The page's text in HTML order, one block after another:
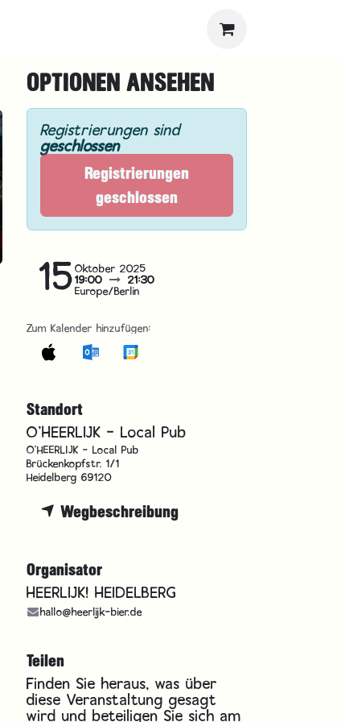
OPTIONEN ANSEHEN
Registrierungen sind
geschlossen
Registrierungen
geschlossen
15Oktober 2025
19:00 21:30
Europe/Berlin
Zum Kalender hinzufügen:
Standort
O'HEERLIJK - Local Pub
O'HEERLIJK - Local Pub
Brückenkopfstr. 1/1
Heidelberg 69120
Wegbeschreibung
Organisator
HEERLIJK! HEIDELBERG
hallo@heerlijk-bier.de
Teilen
Finden Sie heraus, was über
diese Veranstaltung gesagt
wird und beteiligen Sie sich am